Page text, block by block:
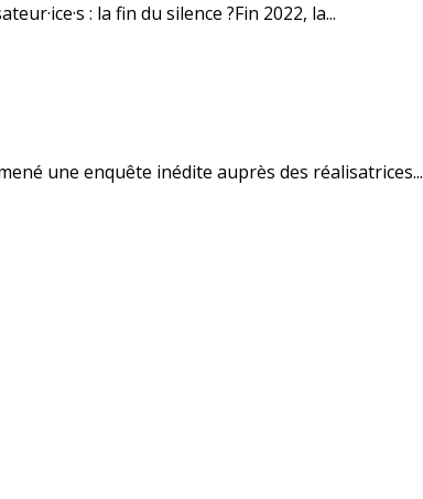
: la fin du silence ?Fin 2022, la...
une enquête inédite auprès des réalisatrices...